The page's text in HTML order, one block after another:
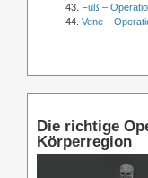
Fuß –
Vene –
Die richtige
Körperregion